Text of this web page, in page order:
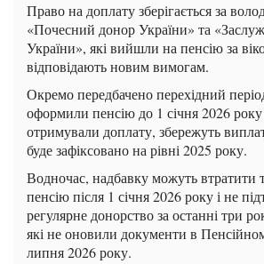
Право на доплату зберігається за
«Почесний донор України» та
України», які вийшли на пенсію за
відповідають новим вимогам.
Окремо передбачено перехідний
оформили пенсію до 1 січня 2026
отримували доплату, збережуть
буде зафіксовано на рівні 2025 року.
Водночас, надбавку можуть втратити
пенсію після 1 січня 2026 року і не
регулярне донорство за останні три
які не оновили документи в
липня 2026 року.